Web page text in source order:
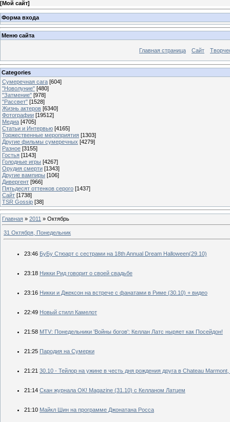
[Мой сайт]
Форма входа
Меню сайта
Главная страница Сайт
Categories
Сумеречная сага [604]
"Новолуние" [480]
"Затмение" [978]
"Рассвет" [1528]
Жизнь актеров [6340]
Фотографии [19512]
Медиа [4705]
Статьи и Интервью [4165]
Торжественные мероприятия [1303]
Другие фильмы сумеречных [4279]
Разное [3155]
Гостья [1143]
Голодные игры [4267]
Орудия смерти [1343]
Другие вампиры [106]
Дивергент [966]
Пятьдесят оттенков серого [1437]
Сайт [1738]
TSR Gossip [38]
Главная » 2011 » Октябрь
31 Октября, Понедельник
23:46 БуБу Стюарт с сестрами на 18th Annual Dream Halloween(29.10)
23:18 Никки Рид говорит о своей свадьбе
23:16 Никки и Джексон на встрече с фанатами в Риме (30.10) + видео
22:49 Новый стилл Камелот
21:58 MTV: Понедельники 'Войны богов': Келлан Латс ныряет как Посейдон!
21:25 Пародия на Сумерки
21:21 30.10 - Тейлор на ужине в честь дня рождения друга в Chateau Marmont,
21:14 Скан журнала OK! Magazine (31.10) с Келланом Латцем
21:10 Майкл Шин на программе Джонатана Росса